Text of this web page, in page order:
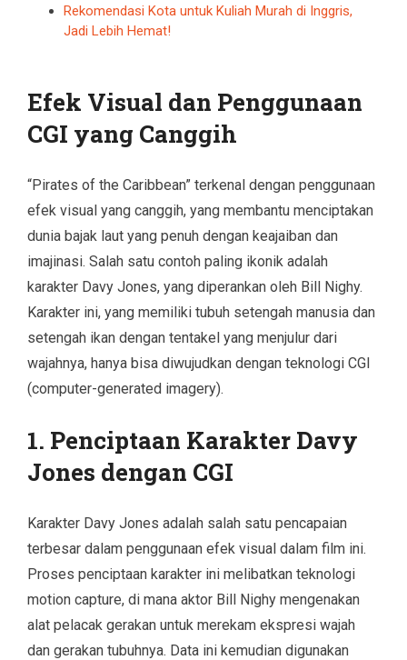
Rekomendasi Kota untuk Kuliah Murah di Inggris,
Jadi Lebih Hemat!
Efek Visual dan Penggunaan
CGI yang Canggih
“Pirates of the Caribbean” terkenal dengan penggunaan
efek visual yang canggih, yang membantu menciptakan
dunia bajak laut yang penuh dengan keajaiban dan
imajinasi. Salah satu contoh paling ikonik adalah
karakter Davy Jones, yang diperankan oleh Bill Nighy.
Karakter ini, yang memiliki tubuh setengah manusia dan
setengah ikan dengan tentakel yang menjulur dari
wajahnya, hanya bisa diwujudkan dengan teknologi CGI
(computer-generated imagery).
1. Penciptaan Karakter Davy
Jones dengan CGI
Karakter Davy Jones adalah salah satu pencapaian
terbesar dalam penggunaan efek visual dalam film ini.
Proses penciptaan karakter ini melibatkan teknologi
motion capture, di mana aktor Bill Nighy mengenakan
alat pelacak gerakan untuk merekam ekspresi wajah
dan gerakan tubuhnya. Data ini kemudian digunakan